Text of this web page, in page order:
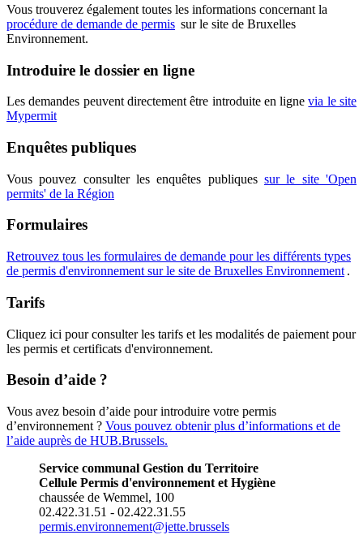
Vous trouverez également toutes les informations concernant la
procédure de demande de permis sur le site de Bruxelles
Environnement.
Introduire le dossier en ligne
Les demandes peuvent directement être introduite en lignevia le site
Mypermit
Enquêtes publiques
Vous pouvez consulter les enquêtes publiques sur le site 'Open
permits' de la Région
Formulaires
Retrouvez tous les formulaires de demande pour les différents types
de permis d'environnement sur le site de Bruxelles Environnement .
Tarifs
Cliquez ici pour consulter les tarifs et les modalités de paiement pour
les permis et certificats d'environnement.
Besoin d’aide ?
Vous avez besoin d’aide pour introduire votre permis
d’environnement ? Vous pouvez obtenir plus d’informations et de
l’aide auprès de HUB.Brussels.
Service communal Gestion du Territoire
Cellule Permis d'environnement et Hygiène
chaussée de Wemmel, 100
02.422.31.51 - 02.422.31.55
permis.environnement@jette.brussels